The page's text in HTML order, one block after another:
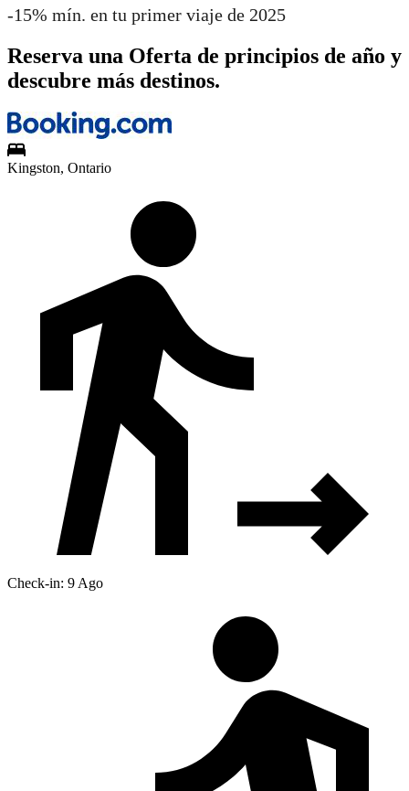
-15% mín. en tu primer viaje de 2025
Reserva una Oferta de principios de año y
descubre más destinos.
Kingston, Ontario
Check-in: 9 Ago